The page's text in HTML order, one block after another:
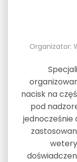
Organizator:
nacisk na
pod